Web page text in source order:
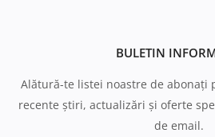
BULETIN
Alătură-te listei noastre de abonați
recente știri, actualizări și oferte
de email.